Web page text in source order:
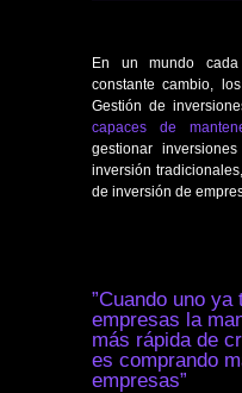
En un mundo
constante cambio,
Gestión de
capaces de
gestionar
inversión
de inversión de
”Cuando uno ya
empresas la
más rápida de
es comprando
empresas”